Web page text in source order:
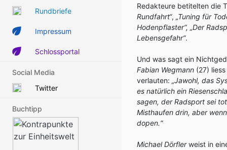
Rundbriefe
Impressum
Schlossportal
Social Media
Twitter
Buchtipp
Redakteure betitelten die
Rundfahrt“, „Tuning für
Hodenpflaster“, „Der
Lebensgefahr“.
Und was sagt ein
Fabian Wegmann (27)
verlauten: „Jawohl, das
es natürlich ein
sagen, der Radsport sei
Misthaufen drin, aber
dopen.“
Michael Dörflerweist in